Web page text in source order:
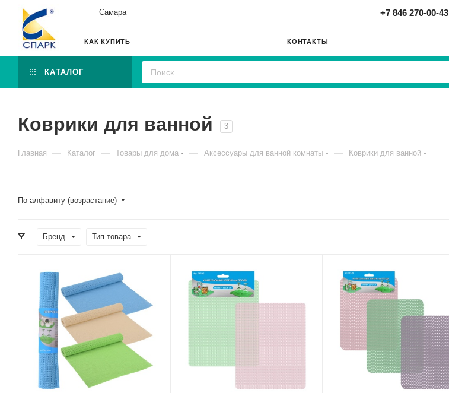
Самара +7 846 270-00-43
КАК КУПИТЬ КОНТАКТЫ
КАТАЛОГ
Коврики для ванной 3
Главная — Каталог — Товары для дома — Аксессуары для ванной комнаты — Коврики для ванной
По алфавиту (возрастание)
Бренд Тип товара